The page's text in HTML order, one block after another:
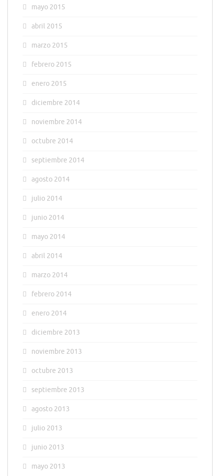
mayo 2015
abril 2015
marzo 2015
febrero 2015
enero 2015
diciembre 2014
noviembre 2014
octubre 2014
septiembre 2014
agosto 2014
julio 2014
junio 2014
mayo 2014
abril 2014
marzo 2014
febrero 2014
enero 2014
diciembre 2013
noviembre 2013
octubre 2013
septiembre 2013
agosto 2013
julio 2013
junio 2013
mayo 2013